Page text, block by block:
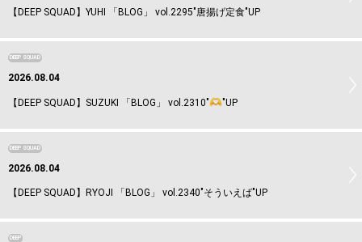
【DEEP SQUAD】YUHI 「BLOG」 vol.2295"唐揚げ定食"UP
DEEP SQUAD
2026.08.04
【DEEP SQUAD】SUZUKI 「BLOG」 vol.2310" "UP
DEEP SQUAD
2026.08.04
【DEEP SQUAD】RYOJI 「BLOG」 vol.2340"そういえば"UP
DEEP